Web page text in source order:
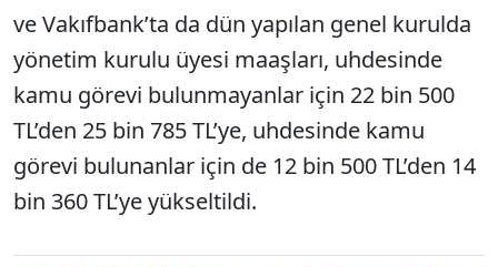
ve Vakıfbank’ta da dün yapılan genel kurulda
yönetim kurulu üyesi maaşları, uhdesinde
kamu görevi bulunmayanlar için 22 bin 500
TL’den 25 bin 785 TL’ye, uhdesinde kamu
görevi bulunanlar için de 12 bin 500 TL’den 14
bin 360 TL’ye yükseltildi.